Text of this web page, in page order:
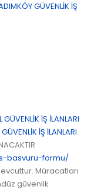
GÜVENLİK İŞ
GÜVENLİK İŞ İLANLARI
İŞ İLANLARI
basvuru-formu/
Müracatları
güvenlik